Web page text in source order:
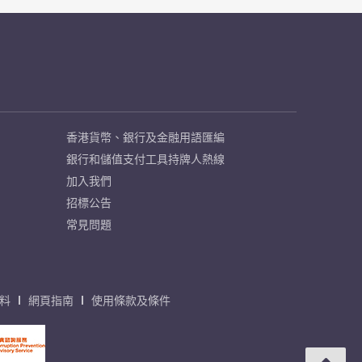
香港貨幣、銀行及金融用語匯編
銀行和儲值支付工具持牌人熱線
加入我們
招標公告
常見問題
網頁指南 使用條款及條件